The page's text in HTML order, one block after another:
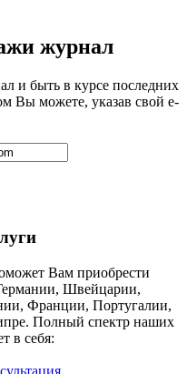
журнал
и быть в курсе последних
Вы можете, указав свой e-
Вам приобрести
Швейцарии,
Франции, Португалии,
Полный спектр наших
в себя: